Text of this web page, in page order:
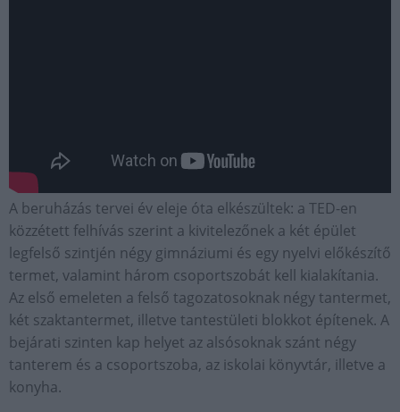
A beruházás tervei év eleje óta elkészültek: a TED-en
közzétett felhívás szerint a kivitelezőnek a két épület
legfelső szintjén négy gimnáziumi és egy nyelvi előkészítő
termet, valamint három csoportszobát kell kialakítania.
Az első emeleten a felső tagozatosoknak négy tantermet,
két szaktantermet, illetve tantestületi blokkot építenek. A
bejárati szinten kap helyet az alsósoknak szánt négy
tanterem és a csoportszoba, az iskolai könyvtár, illetve a
konyha.